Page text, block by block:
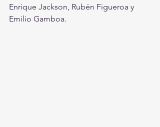
Enrique Jackson, Rubén Figueroa y
Emilio Gamboa.